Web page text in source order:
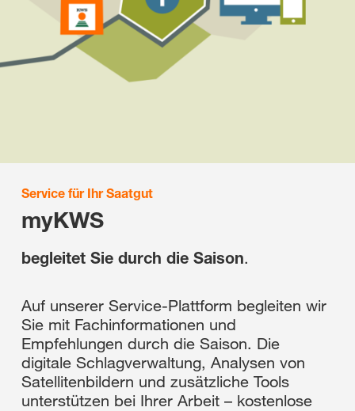
Service für Ihr Saatgut
myKWS
begleitet Sie durch die Saison.
Auf unserer Service-Plattform begleiten wir
Sie mit Fachinformationen und
Empfehlungen durch die Saison. Die
digitale Schlagverwaltung, Analysen von
Satellitenbildern und zusätzliche Tools
unterstützen bei Ihrer Arbeit – kostenlose